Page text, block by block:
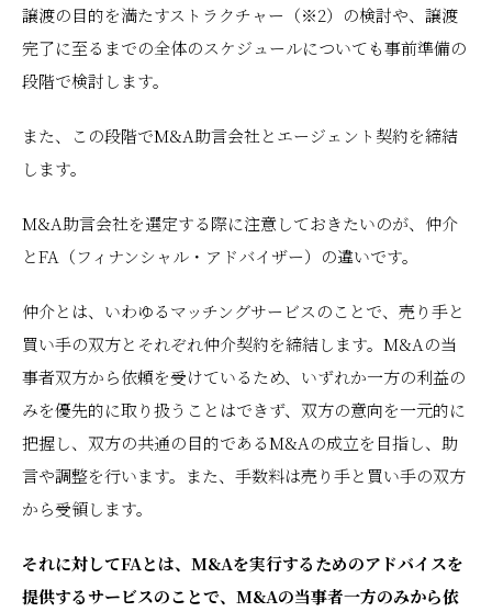
譲渡の目的を満たすストラクチャー（※2）の検討や、譲渡
完了に至るまでの全体のスケジュールについても事前準備の
段階で検討します。
また、この段階でM&A助言会社とエージェント契約を締結
します。
M&A助言会社を選定する際に注意しておきたいのが、仲介
とFA（フィナンシャル・アドバイザー）の違いです。
仲介とは、いわゆるマッチングサービスのことで、売り手と
買い手の双方とそれぞれ仲介契約を締結します。M&Aの当
事者双方から依頼を受けているため、いずれか一方の利益の
みを優先的に取り扱うことはできず、双方の意向を一元的に
把握し、双方の共通の目的であるM&Aの成立を目指し、助
言や調整を行います。また、手数料は売り手と買い手の双方
から受領します。
それに対してFAとは、M&Aを実行するためのアドバイスを
提供するサービスのことで、M&Aの当事者一方のみから依